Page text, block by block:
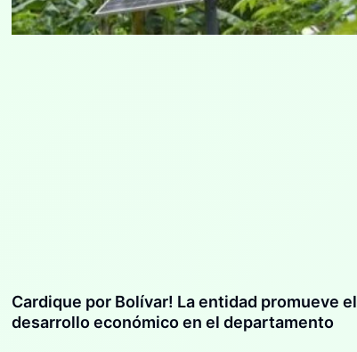
Cardique por Bolívar! La entidad promueve el
desarrollo económico en el departamento